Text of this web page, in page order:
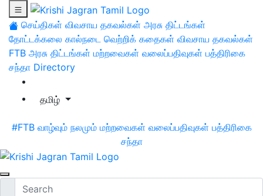
செய்திகள் விவசாய தகவல்கள் அரசு திட்டங்கள்
தோட்டக்கலை கால்நடை வெற்றிக் கதைகள் விவசாய தகவல்கள்
FTB அரசு திட்டங்கள் மற்றவைகள் வலைப்பதிவுகள் பத்திரிகை
சந்தா Directory
தமிழ்
#FTB வாழ்வும் நலமும் மற்றவைகள் வலைப்பதிவுகள் பத்திரிகை
சந்தா